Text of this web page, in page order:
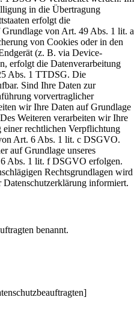
in die Übertragung
erfolgt die
von Art. 49 Abs. 1 lit. a
von Cookies oder in den
(z. B. via Device-
erfolgt die Datenverarbeitung
Abs. 1 TTDSG. Die
Sind Ihre Daten zur
vorvertraglicher
wir Ihre Daten auf Grundlage
Weiteren verarbeiten wir Ihre
rechtlichen Verpflichtung
Art. 6 Abs. 1 lit. c DSGVO.
auf Grundlage unseres
6 Abs. 1 lit. f DSGVO erfolgen.
Rechtsgrundlagen wird
Datenschutzerklärung informiert.
benannt.